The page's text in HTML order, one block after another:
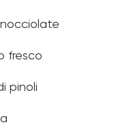
fresco
pinoli